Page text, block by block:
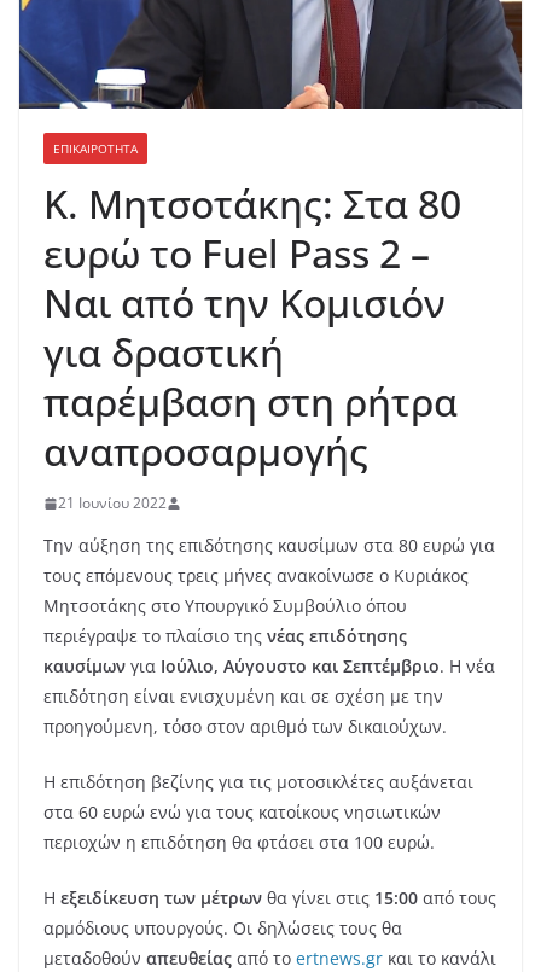
ΕΠΙΚΑΙΡΟΤΗΤΑ
Κ. Μητσοτάκης: Στα 80
ευρώ το Fuel Pass 2 –
Ναι από την Κομισιόν
για δραστική
παρέμβαση στη ρήτρα
αναπροσαρμογής
21 Ιουνίου 2022
Την αύξηση της επιδότησης καυσίμων στα 80 ευρώ για
τους επόμενους τρεις μήνες ανακοίνωσε ο Κυριάκος
Μητσοτάκης στο Υπουργικό Συμβούλιο όπου
περιέγραψε το πλαίσιο της νέας επιδότησης
καυσίμων για Ιούλιο, Αύγουστο και Σεπτέμβριο. Η νέα
επιδότηση είναι ενισχυμένη και σε σχέση με την
προηγούμενη, τόσο στον αριθμό των δικαιούχων.
Η επιδότηση βεζίνης για τις μοτοσικλέτες αυξάνεται
στα 60 ευρώ ενώ για τους κατοίκους νησιωτικών
περιοχών η επιδότηση θα φτάσει στα 100 ευρώ.
Η εξειδίκευση των μέτρων θα γίνει στις 15:00 από τους
αρμόδιους υπουργούς. Οι δηλώσεις τους θα
μεταδοθούν απευθείας από τo ertnews.gr και το κανάλι